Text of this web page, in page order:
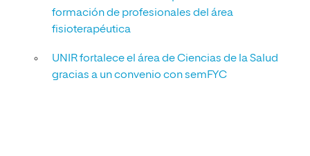
formación de profesionales del área
fisioterapéutica
UNIR fortalece el área de Ciencias de la Salud
gracias a un convenio con semFYC